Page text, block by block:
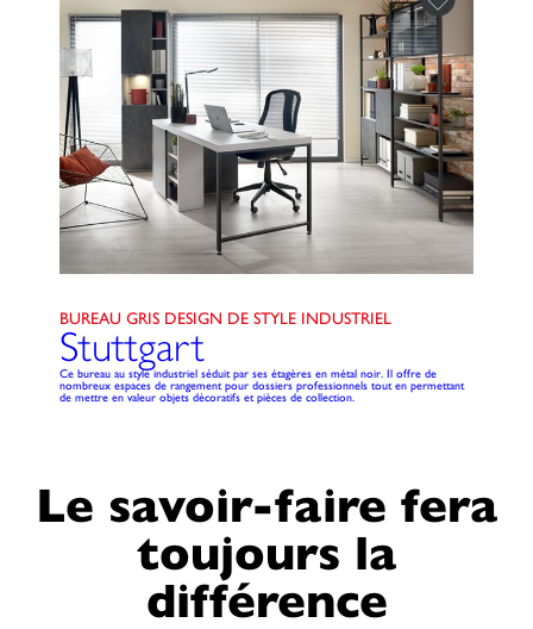
BUREAU GRIS DESIGN DE STYLE INDUSTRIEL
Stuttgart
Ce bureau au style industriel séduit par ses étagères en métal noir. Il offre de
nombreux espaces de rangement pour dossiers professionnels tout en permettant
de mettre en valeur objets décoratifs et pièces de collection.
Le savoir-faire fera
toujours la
différence